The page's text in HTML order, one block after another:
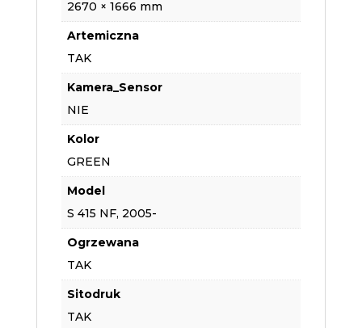
2670 × 1666 mm
Artemiczna
TAK
Kamera_Sensor
NIE
Kolor
GREEN
Model
S 415 NF, 2005-
Ogrzewana
TAK
Sitodruk
TAK